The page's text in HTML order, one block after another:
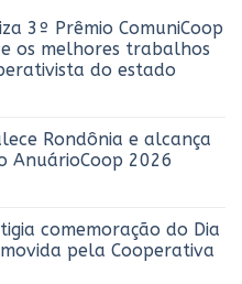
3º Prêmio ComuniCoop
os melhores trabalhos
do estado
Rondônia e alcança
AnuárioCoop 2026
comemoração do Dia
pela Cooperativa